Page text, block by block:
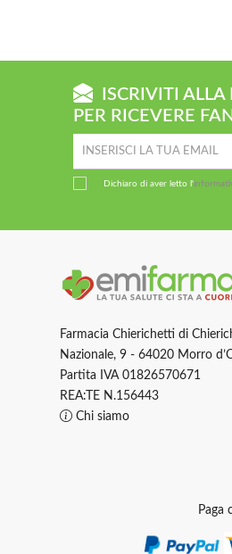
ISCRIVITI ALLA
PER RICEVERE
Dichiaro di aver letto l'
Farmacia Chierichetti di
Nazionale, 9 - 64020 Morro
Partita IVA 01826570671
REA:TE N.156443
Chi siamo
Paga